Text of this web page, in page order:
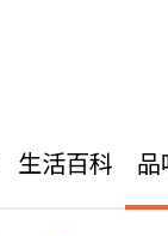
生活百科 品